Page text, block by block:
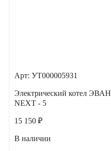
Арт: УТ000005931
Электрический котел ЭВАН
NEXT - 5
15 150 ₽
В наличии